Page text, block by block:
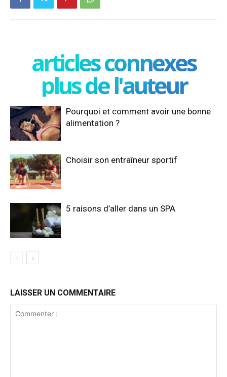
articles connexes
plus de l'auteur
Pourquoi et comment avoir une bonne
alimentation ?
Choisir son entraîneur sportif
5 raisons d’aller dans un SPA
LAISSER UN COMMENTAIRE